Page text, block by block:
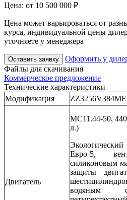
Цена: от 10 500 000 ₽
Цена может варьироваться от
курса, индивидуальной цены
уточняете у менеджера
Оставить заявку
Оформить у
Файлы для скачивания
Коммерческое предложение
Технические характеристики
Модификация
ZZ3256V384ME
Двигатель
MC11.44-50,
л.)
Евро-5,
силиконовым
защиты
водяным